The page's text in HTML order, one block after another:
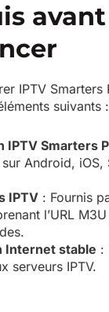
IPTV Smarters
suivants :
IPTV Smarters
Android, iOS,
IPTV: Fournis
l’URL
Internet stable :
serveurs IPTV.